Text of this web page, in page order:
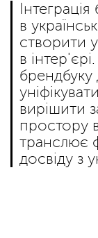
в
створити
в
брендбуку
вирішити
простору
транслює
досвіду з